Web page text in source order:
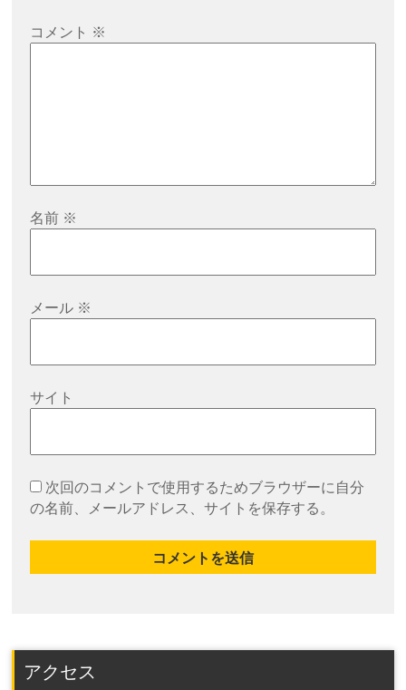
コメント ※
名前 ※
メール ※
サイト
次回のコメントで使用するためブラウザーに自分
の名前、メールアドレス、サイトを保存する。
アクセス